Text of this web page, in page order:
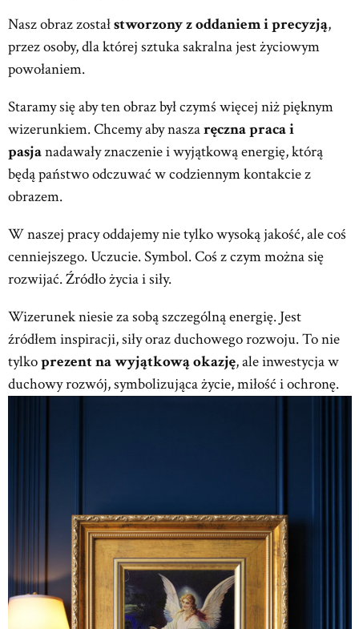
Nasz obraz zostałstworzony z oddaniem i precyzją,
przez osoby, dla której sztuka sakralna jest życiowym
powołaniem.
Staramy się aby ten obraz był czymś więcej niż pięknym
wizerunkiem. Chcemy aby naszaręczna praca i
pasjanadawały znaczenie i wyjątkową energię, którą
będą państwo odczuwać w codziennym kontakcie z
obrazem.
W naszej pracy oddajemy nie tylko wysoką jakość, ale coś
cenniejszego. Uczucie. Symbol. Coś z czym można się
rozwijać. Źródło życia i siły.
Wizerunek niesie za sobą szczególną energię. Jest
źródłem inspiracji, siły oraz duchowego rozwoju. To nie
tylkoprezent na wyjątkową okazję, ale inwestycja w
duchowy rozwój, symbolizująca życie, miłość i ochronę.